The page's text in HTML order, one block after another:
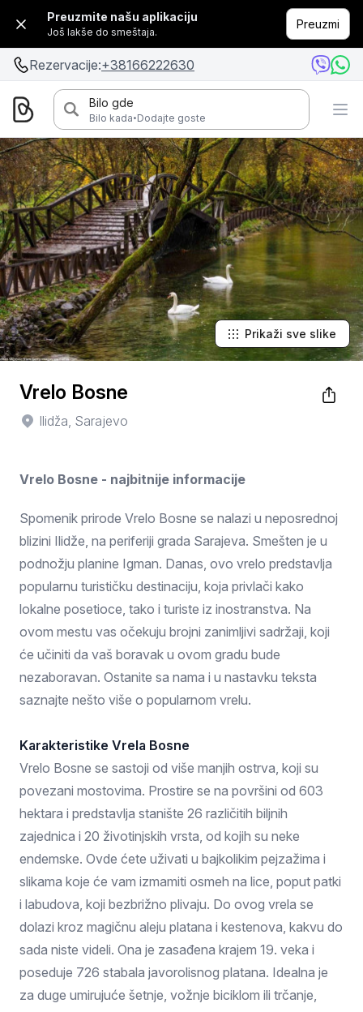
Preuzmite našu aplikaciju
Još lakše do smeštaja.
Preuzmi
Rezervacije:+38166222630
Bilo gde
Bilo kada·Dodajte goste
Prikaži sve slike
Vrelo Bosne
Ilidža, Sarajevo
Vrelo Bosne - najbitnije informacije
Spomenik prirode Vrelo Bosne se nalazi u neposrednoj
blizini Ilidže, na periferiji grada Sarajeva. Smešten je u
podnožju planine Igman. Danas, ovo vrelo predstavlja
popularnu turističku destinaciju, koja privlači kako
lokalne posetioce, tako i turiste iz inostranstva. Na
ovom mestu vas očekuju brojni zanimljivi sadržaji, koji
će učiniti da vaš boravak u ovom gradu bude
nezaboravan. Ostanite sa nama i u nastavku teksta
saznajte nešto više o popularnom vrelu.
Karakteristike Vrela Bosne
Vrelo Bosne se sastoji od više manjih ostrva, koji su
povezani mostovima. Prostire se na površini od 603
hektara i predstavlja stanište 26 različitih biljnih
zajednica i 20 životinjskih vrsta, od kojih su neke
endemske. Ovde ćete uživati u bajkolikim pejzažima i
slikama koje će vam izmamiti osmeh na lice, poput patki
i labudova, koji bezbrižno plivaju. Do ovog vrela se
dolazi kroz magičnu aleju platana i kestenova, kakvu do
sada niste videli. Ona je zasađena krajem 19. veka i
poseduje 726 stabala javorolisnog platana. Idealna je
za duge umirujuće šetnje, vožnje biciklom ili trčanje,